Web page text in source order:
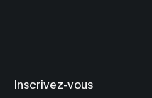
Inscrivez-vous